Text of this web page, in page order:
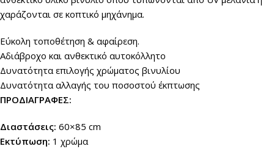
χαράζονται σε κοπτικό μηχάνημα.
Εύκολη τοποθέτηση & αφαίρεση.
Αδιάβροχο και ανθεκτικό αυτοκόλλητο
Δυνατότητα επιλογής χρώματος βινυλίου
Δυνατότητα αλλαγής του ποσοστού έκπτωσης
ΠΡΟΔΙΑΓΡΑΦΕΣ:
Διαστάσεις: 60×85 cm
Εκτύπωση: 1 χρώμα